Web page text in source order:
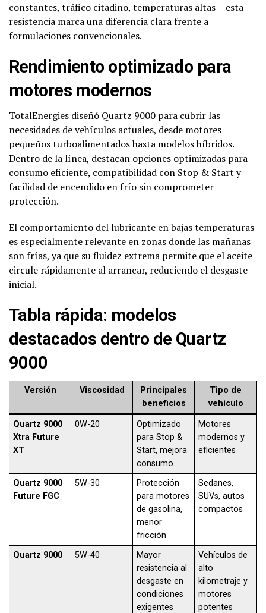
constantes, tráfico citadino, temperaturas altas— esta
resistencia marca una diferencia clara frente a
formulaciones convencionales.
Rendimiento optimizado para
motores modernos
TotalEnergies diseñó Quartz 9000 para cubrir las
necesidades de vehículos actuales, desde motores
pequeños turboalimentados hasta modelos híbridos.
Dentro de la línea, destacan opciones optimizadas para
consumo eficiente, compatibilidad con Stop & Start y
facilidad de encendido en frío sin comprometer
protección.
El comportamiento del lubricante en bajas temperaturas
es especialmente relevante en zonas donde las mañanas
son frías, ya que su fluidez extrema permite que el aceite
circule rápidamente al arrancar, reduciendo el desgaste
inicial.
Tabla rápida: modelos
destacados dentro de Quartz
9000
Versión Viscosidad
Principales
beneficios
Tipo de
vehículo
Quartz 9000
Xtra Future
XT
0W-20
Optimizado
para Stop &
Start, mejora
consumo
Motores
modernos y
eficientes
Quartz 9000
Future FGC
5W-30
Protección
para motores
de gasolina,
menor
fricción
Sedanes,
SUVs, autos
compactos
Quartz 9000 5W-40
Mayor
resistencia al
desgaste en
condiciones
exigentes
Vehículos de
alto
kilometraje y
motores
potentes